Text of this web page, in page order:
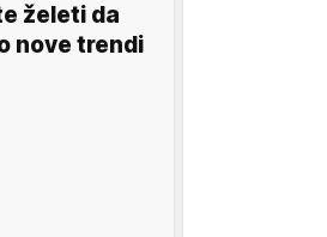
želeti da
nove trendi